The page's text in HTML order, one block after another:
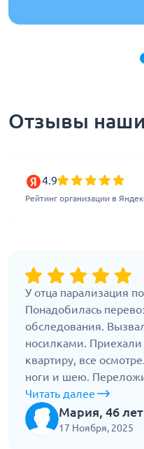
Отзывы
4.9
Рейтинг организации в
У отца парализация
Понадобилась
обследования.
носилками.
квартиру, все
ноги и шею.
одного толчка. По
состояние, общался
дождались
Читать далее
Мария, 46 лет
17 Ноября, 2025